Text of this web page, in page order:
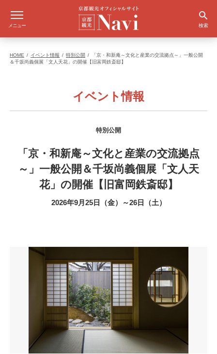
メニュー 検索
HOME イベント情報 特別公開
「京・和新庵～文化と産業の交流拠点～」一般公開
＆千坂尚義個展「文人天花」の開催【旧富岡鉄斎邸】
イベント情報
特別公開
「京・和新庵～文化と産業の交流拠点
～」一般公開＆千坂尚義個展「文人天
花」の開催【旧富岡鉄斎邸】
2026年9月25日（金）～26日（土）